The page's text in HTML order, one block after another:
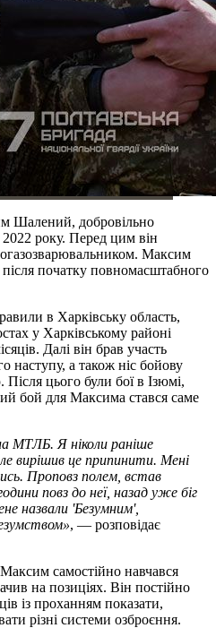
Шалений, добровільно
2022 року. Перед цим він
Максим
початку повномасштабного
в Харківську область,
у Харківському районі
Далі він брав участь
наступу, а також ніс бойову
цього були бої в Ізюмі,
бой для Максима стався саме
МТЛБ. Я ніколи раніше
вирішив це припинити. Мені
Проповз полем, встав
повз до неї, назад уже біг
назвали 'Безумним',
, — розповідає
самостійно навчався
на позиціях. Він постійно
із проханням показати,
різні системи озброєння.